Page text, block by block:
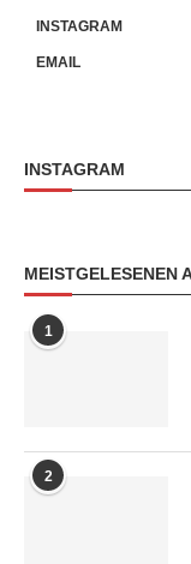
INSTAGRAM
EMAIL
INSTAGRAM
MEISTGELESENEN
1
2